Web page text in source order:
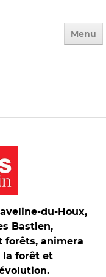
Menu
du-Houx,
Bastien,
forêts, animera
la forêt et